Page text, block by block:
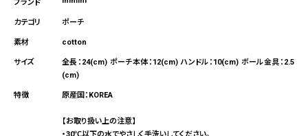
ポーチ
cotton
全長：24(cm) ポーチ本体：12(cm) ハンドル：10(cm) ボール金具：2.5
(cm)
原産国：KOREA
【お取り扱い上の注意】